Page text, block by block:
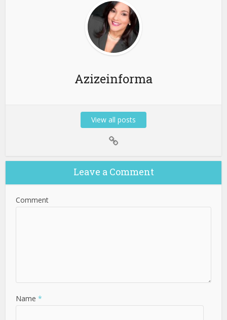
Azizeinforma
View all posts
Leave a Comment
Comment
Name *